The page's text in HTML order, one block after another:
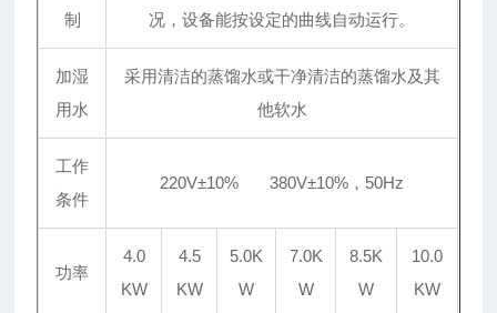
制
况，设备能按设定的曲线自动运行。
加湿
用水
采用清洁的蒸馏水或干净清洁的蒸馏水及其
他软水
工作
条件
220V±10% 380V±10%，50Hz
功率
4.0
KW
4.5
KW
5.0K
W
7.0K
W
8.5K
W
10.0
KW